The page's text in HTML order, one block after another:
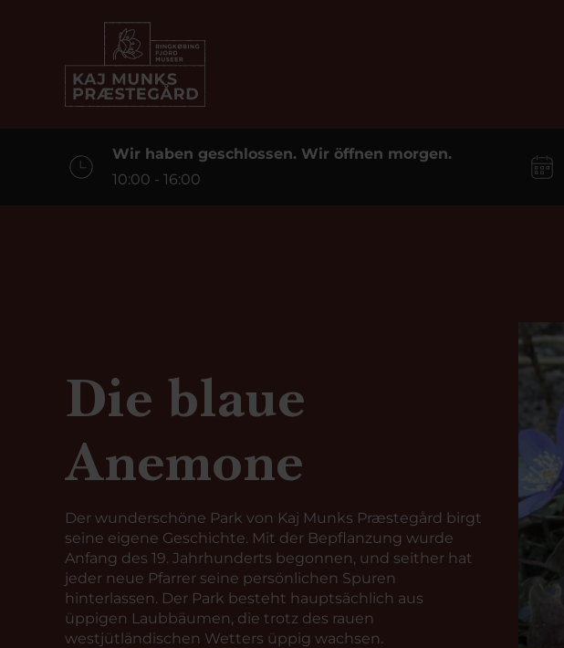
Wir haben geschlossen. Wir öffnen morgen.
10:00 - 16:00
Die blaue
Anemone
Der wunderschöne Park von Kaj Munks Præstegård birgt
seine eigene Geschichte. Mit der Bepflanzung wurde
Anfang des 19. Jahrhunderts begonnen, und seither hat
jeder neue Pfarrer seine persönlichen Spuren
hinterlassen. Der Park besteht hauptsächlich aus
üppigen Laubbäumen, die trotz des rauen
westjütländischen Wetters üppig wachsen.